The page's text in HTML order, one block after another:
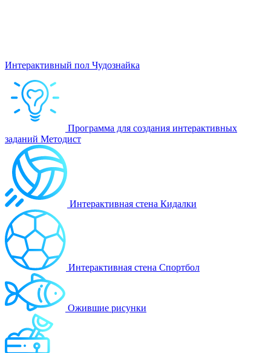
Интерактивный пол Чудознайка
Программа для создания интерактивных
заданий Методист
Интерактивная стена Кидалки
Интерактивная стена Спортбол
Ожившие рисунки